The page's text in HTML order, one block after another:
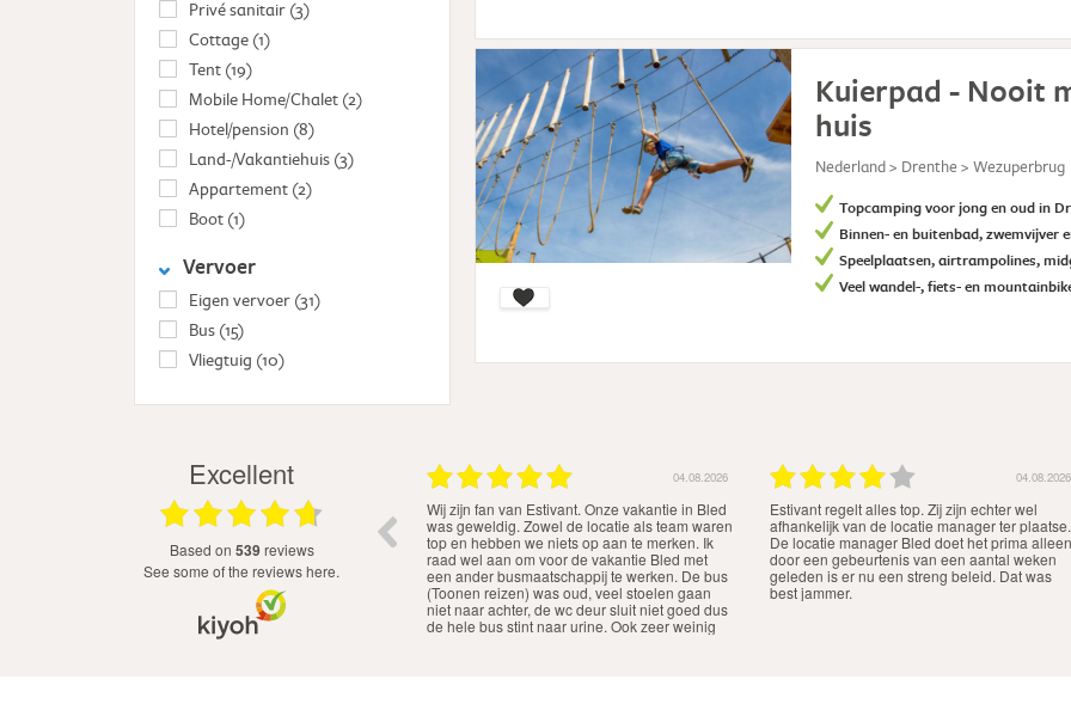
Privé sanitair (3)
Cottage (1)
Tent (19)
Mobile Home/Chalet (2)
Hotel/pension (8)
Land-/Vakantiehuis (3)
Appartement (2)
Boot (1)
Vervoer
Eigen vervoer (31)
Bus (15)
Vliegtuig (10)
Kuierpad - Nooit
huis
Nederland > Drenthe > Wezuperbrug
Topcamping voor jong en oud in
Binnen- en buitenbad, zwemvijver
Speelplaatsen, airtrampolines,
Veel wandel-, fiets- en
Excellent
based on 539reviews
see some of the reviews here.
Ondanks de hittegolf heb ik een heerlijke week
gehad. Sardinië was nog mooier dan ik had
verwacht. De activiteiten waren afwisselend en
goed gevarieerd, waardoor je een mooie en
veelzijdige indruk van het eiland krijgt.
03.08.2026
Goed geregeld, professionele organisatie en
geweldig team op locatie.
03.08.2026
Top vakantie